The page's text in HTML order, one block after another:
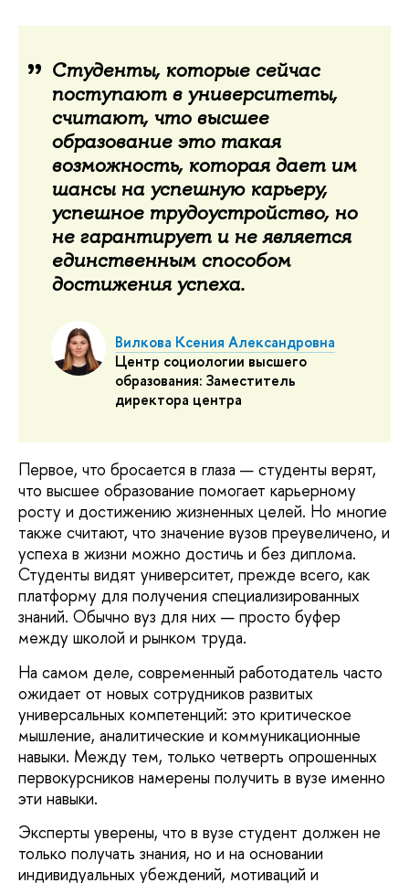
Студенты, которые сейчас
поступают в университеты,
считают, что высшее
образование это такая
возможность, которая дает им
шансы на успешную карьеру,
успешное трудоустройство, но
не гарантирует и не является
единственным способом
достижения успеха.
Вилкова Ксения Александровна
Центр социологии высшего
образования: Заместитель
директора центра
Первое, что бросается в глаза — студенты верят,
что высшее образование помогает карьерному
росту и достижению жизненных целей. Но многие
также считают, что значение вузов преувеличено, и
успеха в жизни можно достичь и без диплома.
Студенты видят университет, прежде всего, как
платформу для получения специализированных
знаний. Обычно вуз для них — просто буфер
между школой и рынком труда.
На самом деле, современный работодатель часто
ожидает от новых сотрудников развитых
универсальных компетенций: это критическое
мышление, аналитические и коммуникационные
навыки. Между тем, только четверть опрошенных
первокурсников намерены получить в вузе именно
эти навыки.
Эксперты уверены, что в вузе студент должен не
только получать знания, но и на основании
индивидуальных убеждений, мотиваций и